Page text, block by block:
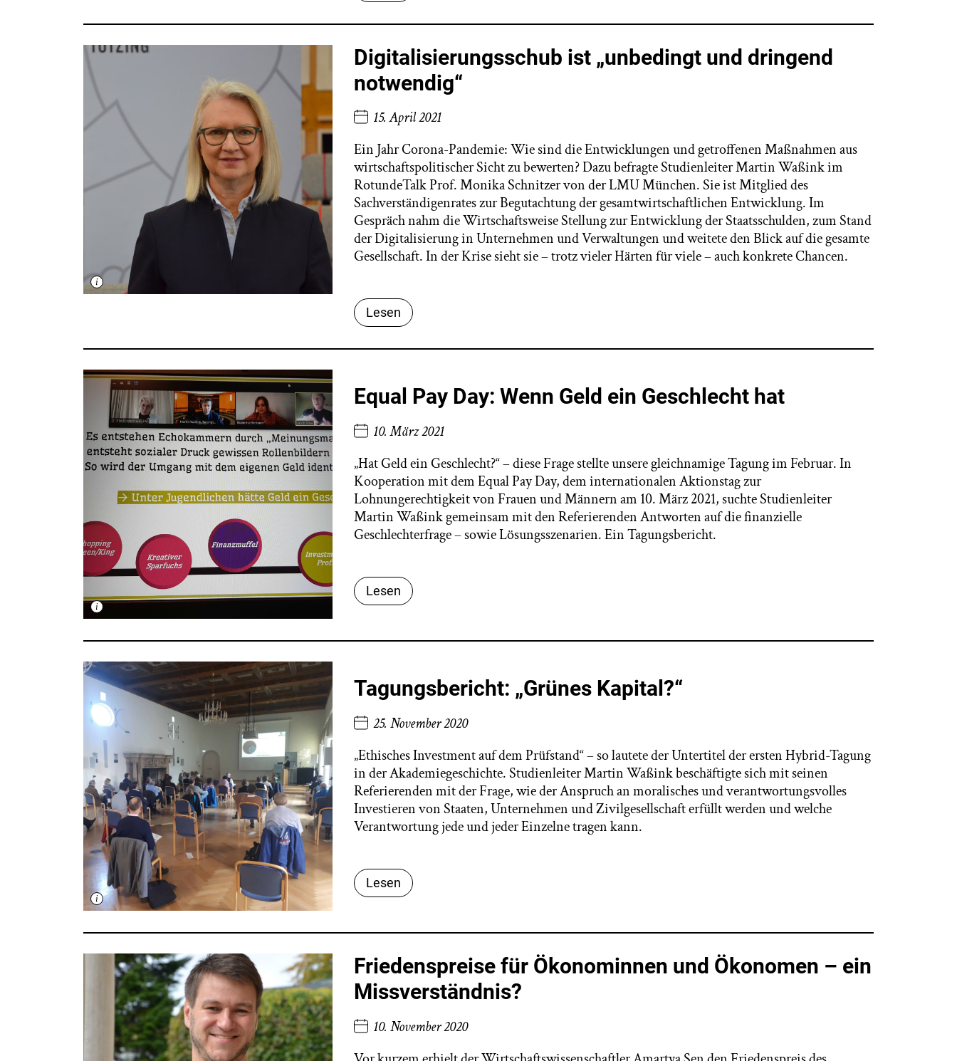
Digitalisierungsschub ist „unbedingt und dringend
notwendig“
15. April 2021
Ein Jahr Corona-Pandemie: Wie sind die Entwicklungen und getroffenen Maßnahmen aus
wirtschaftspolitischer Sicht zu bewerten? Dazu befragte Studienleiter Martin Waßink im
RotundeTalk Prof. Monika Schnitzer von der LMU München. Sie ist Mitglied des
Sachverständigenrates zur Begutachtung der gesamtwirtschaftlichen Entwicklung. Im
Gespräch nahm die Wirtschaftsweise Stellung zur Entwicklung der Staatsschulden, zum Stand
der Digitalisierung in Unternehmen und Verwaltungen und weitete den Blick auf die gesamte
Gesellschaft. In der Krise sieht sie – trotz vieler Härten für viele – auch konkrete Chancen.
Lesen
Equal Pay Day: Wenn Geld ein Geschlecht hat
10. März 2021
„Hat Geld ein Geschlecht?“ – diese Frage stellte unsere gleichnamige Tagung im Februar. In
Kooperation mit dem Equal Pay Day, dem internationalen Aktionstag zur
Lohnungerechtigkeit von Frauen und Männern am 10. März 2021, suchte Studienleiter
Martin Waßink gemeinsam mit den Referierenden Antworten auf die finanzielle
Geschlechterfrage – sowie Lösungsszenarien. Ein Tagungsbericht.
Lesen
Tagungsbericht: „Grünes Kapital?“
25. November 2020
„Ethisches Investment auf dem Prüfstand“ – so lautete der Untertitel der ersten Hybrid-Tagung
in der Akademiegeschichte. Studienleiter Martin Waßink beschäftigte sich mit seinen
Referierenden mit der Frage, wie der Anspruch an moralisches und verantwortungsvolles
Investieren von Staaten, Unternehmen und Zivilgesellschaft erfüllt werden und welche
Verantwortung jede und jeder Einzelne tragen kann.
Lesen
Friedenspreise für Ökonominnen und Ökonomen – ein
Missverständnis?
10. November 2020